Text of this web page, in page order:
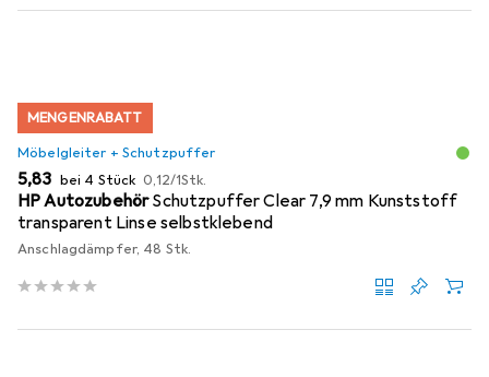
MENGENRABATT
Möbelgleiter + Schutzpuffer
EUR
5,83 bei 4 Stück EUR
0,12/1Stk.
HP AutozubehörSchutzpuffer Clear 7,9 mm Kunststoff
transparent Linse selbstklebend
Anschlagdämpfer, 48 Stk.